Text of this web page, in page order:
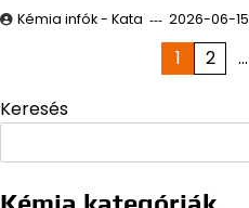
Kémia infók - Kata 2026-06-15
lapozása
1 2 …
Keresés